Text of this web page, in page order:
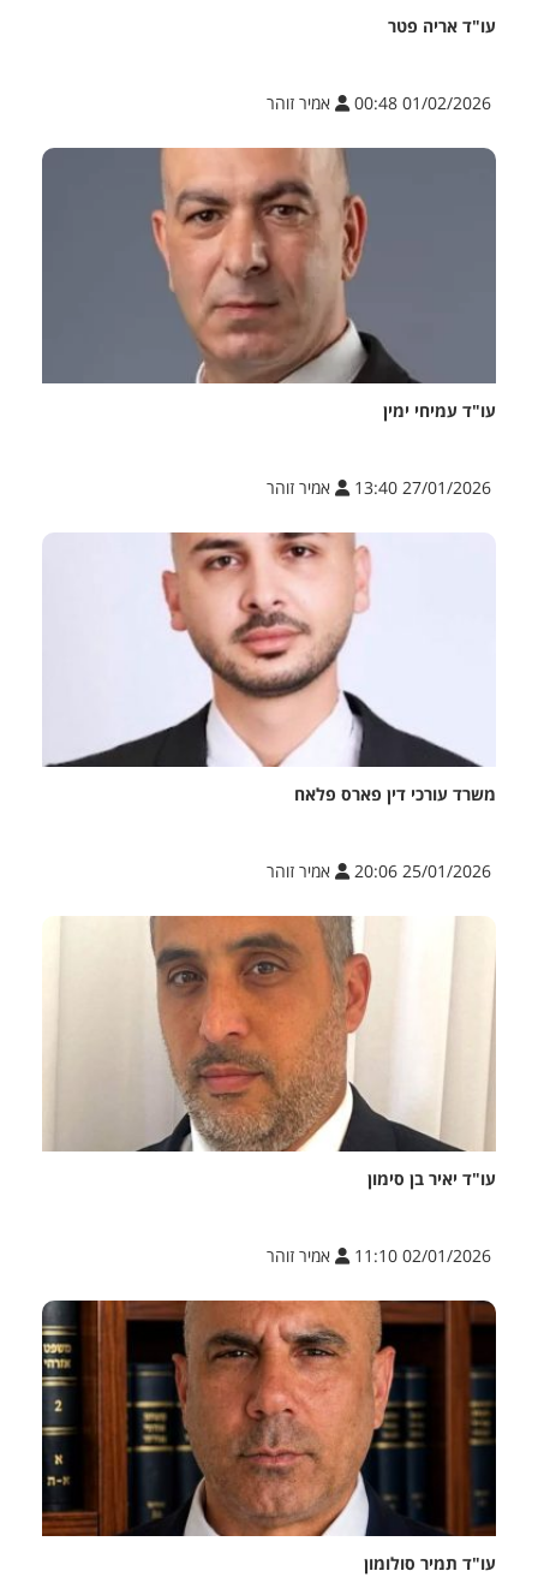
עו"ד אריה פטר
01/02/2026 00:48 אמיר זוהר
עו"ד עמיחי ימין
27/01/2026 13:40 אמיר זוהר
משרד עורכי דין פארס פלאח
25/01/2026 20:06 אמיר זוהר
עו"ד יאיר בן סימון
02/01/2026 11:10 אמיר זוהר
עו"ד תמיר סולומון